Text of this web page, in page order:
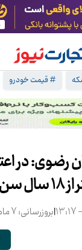
# قیمت خودرو
|بروزرسانی: 7 ماه پیش